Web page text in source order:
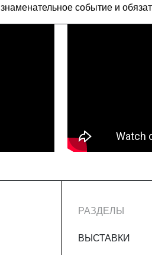
событие и
РАЗДЕЛЫ
ВЫСТАВКИ